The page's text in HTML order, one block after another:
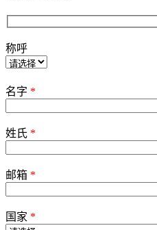
称呼
leave
this
field
empty.
名字 *
姓氏 *
邮箱 *
国家 *